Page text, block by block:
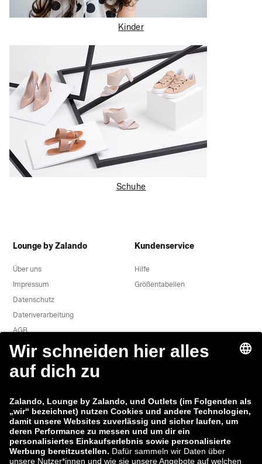
Kinder
Schuhe
Lounge by Zalando
Über uns
Impressum
Datenschutz
Datenverarbeitung
AGB
Widerruf
Sicherheitslücke melden
Kundenservice
Hilfe
Größentabellen
Zalando-Gruppe
Zalando
ABOUT YOU
Zahlungsmethoden